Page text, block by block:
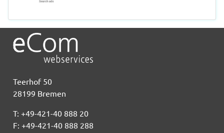
Teerhof 50
28199 Bremen
T: +49-421-40 888 20
F: +49-421-40 888 288